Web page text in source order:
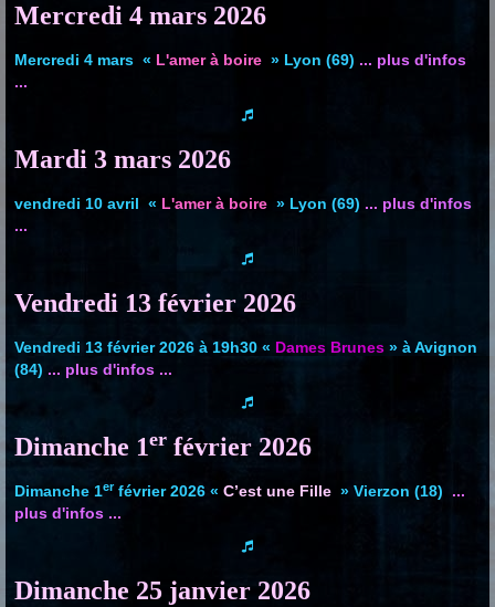
Mercredi 4 mars 2026
Mercredi 4 mars « L'amer à boire » Lyon (69) ... plus d'infos
...
Mardi 3 mars 2026
vendredi 10 avril « L'amer à boire » Lyon (69) ... plus d'infos
...
Vendredi 13 février 2026
Vendredi 13 février 2026 à 19h30 « Dames Brunes » à Avignon
(84) ... plus d'infos ...
Dimanche 1er février 2026
Dimanche 1erfévrier 2026 « C’est une Fille » Vierzon (18) ...
plus d'infos ...
Dimanche 25 janvier 2026